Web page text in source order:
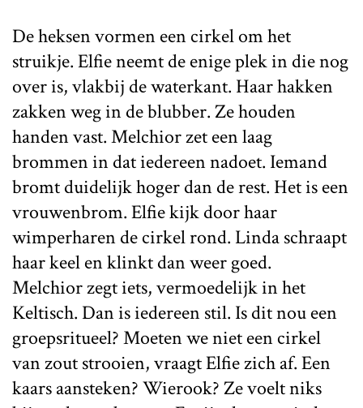
De heksen vormen een cirkel om het
struikje. Elfie neemt de enige plek in die nog
over is, vlakbij de waterkant. Haar hakken
zakken weg in de blubber. Ze houden
handen vast. Melchior zet een laag
brommen in dat iedereen nadoet. Iemand
bromt duidelijk hoger dan de rest. Het is een
vrouwenbrom. Elfie kijk door haar
wimperharen de cirkel rond. Linda schraapt
haar keel en klinkt dan weer goed.
Melchior zegt iets, vermoedelijk in het
Keltisch. Dan is iedereen stil. Is dit nou een
groepsritueel? Moeten we niet een cirkel
van zout strooien, vraagt Elfie zich af. Een
kaars aansteken? Wierook? Ze voelt niks